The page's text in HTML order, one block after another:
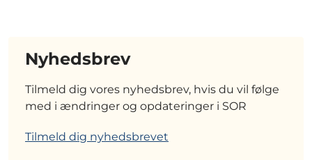
Nyhedsbrev
Tilmeld dig vores nyhedsbrev, hvis du vil følge
med i ændringer og opdateringer i SOR
Tilmeld dig nyhedsbrevet